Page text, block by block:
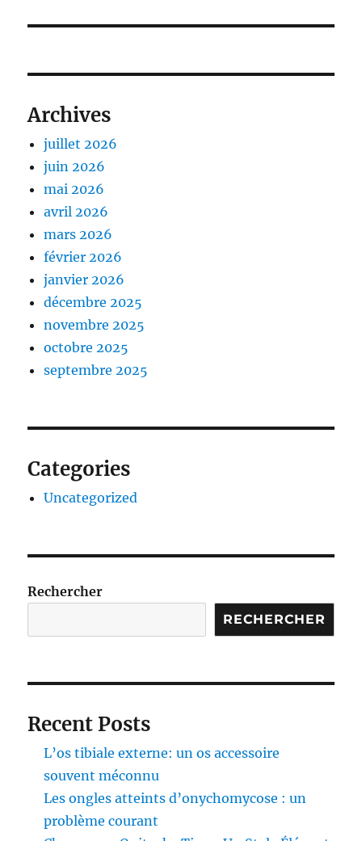
Archives
juillet 2026
juin 2026
mai 2026
avril 2026
mars 2026
février 2026
janvier 2026
décembre 2025
novembre 2025
octobre 2025
septembre 2025
Categories
Uncategorized
Rechercher
RECHERCHER
Recent Posts
L’os tibiale externe: un os accessoire
souvent méconnu
Les ongles atteints d’onychomycose : un
problème courant